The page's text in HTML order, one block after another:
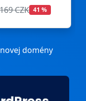
169 CZK 41 %
domény